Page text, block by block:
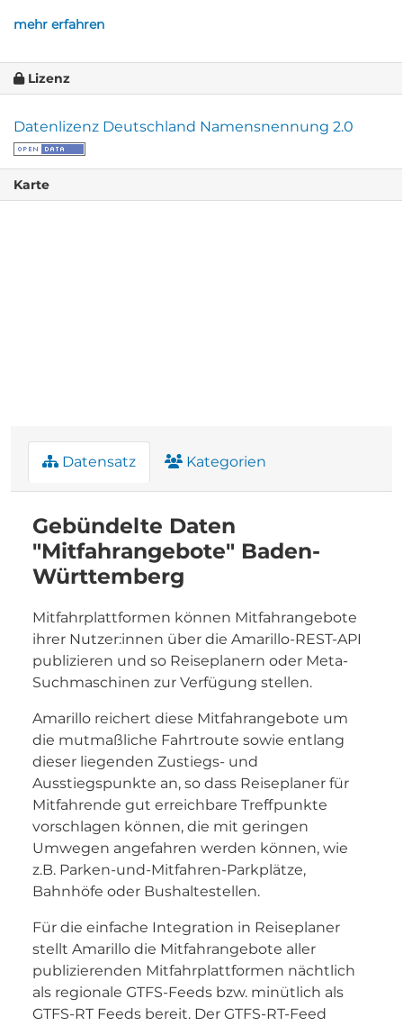
mehr erfahren
Lizenz
Datenlizenz Deutschland Namensnennung 2.0
Karte
Datensatz Kategorien
Gebündelte Daten
"Mitfahrangebote" Baden-
Württemberg
Mitfahrplattformen können Mitfahrangebote
ihrer Nutzer:innen über die Amarillo-REST-API
publizieren und so Reiseplanern oder Meta-
Suchmaschinen zur Verfügung stellen.
Amarillo reichert diese Mitfahrangebote um
die mutmaßliche Fahrtroute sowie entlang
dieser liegenden Zustiegs- und
Ausstiegspunkte an, so dass Reiseplaner für
Mitfahrende gut erreichbare Treffpunkte
vorschlagen können, die mit geringen
Umwegen angefahren werden können, wie
z.B. Parken-und-Mitfahren-Parkplätze,
Bahnhöfe oder Bushaltestellen.
Für die einfache Integration in Reiseplaner
stellt Amarillo die Mitfahrangebote aller
publizierenden Mitfahrplattformen nächtlich
als regionale GTFS-Feeds bzw. minütlich als
GTFS-RT Feeds bereit. Der GTFS-RT-Feed